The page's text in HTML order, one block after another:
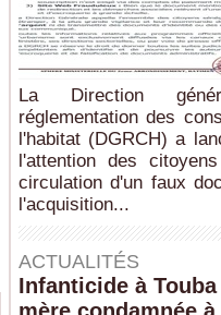
La Direction
réglementation des
l'habitat (DGRCH) a
l'attention des
circulation d'un faux
l'acquisition...
ACTUALITÉS
Infanticide à